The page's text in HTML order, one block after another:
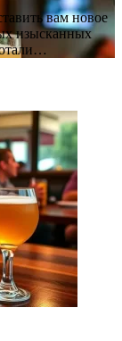
вам новое
изысканных